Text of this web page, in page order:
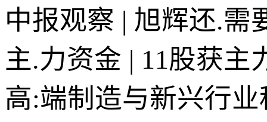
中报观察 | 旭辉还.需
主.力资金 | 11股获主
高:端制造与新兴行